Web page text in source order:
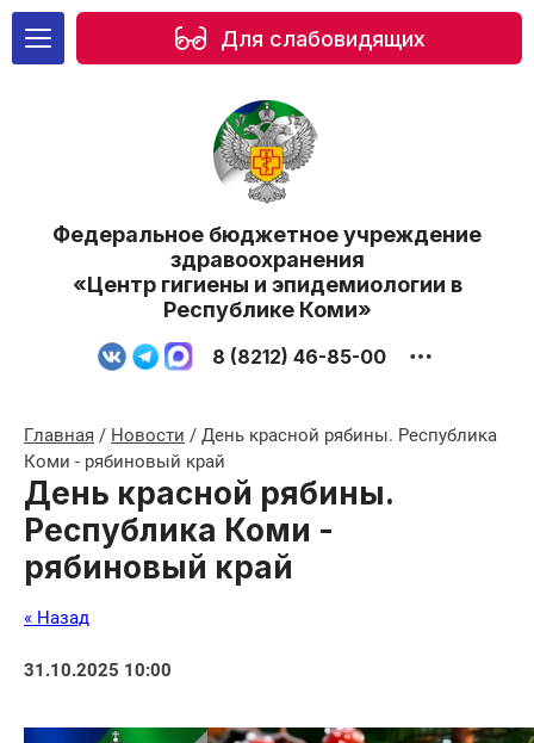
Для слабовидящих
Федеральное бюджетное учреждение
здравоохранения
«Центр гигиены и эпидемиологии в
Республике Коми»
8 (8212) 46-85-00
Главная / Новости / День красной рябины. Республика
Коми - рябиновый край
День красной рябины.
Республика Коми -
рябиновый край
« Назад
31.10.2025 10:00